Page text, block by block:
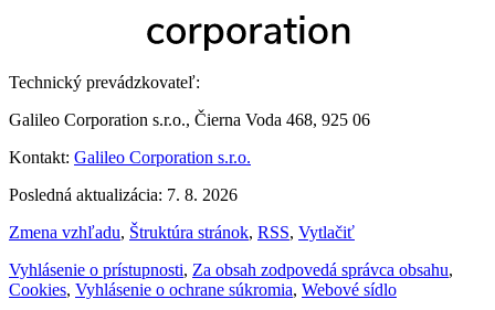
Technický prevádzkovateľ:
Galileo Corporation s.r.o., Čierna Voda 468, 925 06
Kontakt: Galileo Corporation s.r.o.
Posledná aktualizácia: 7. 8. 2026
Zmena vzhľadu, Štruktúra stránok, RSS, Vytlačiť
Vyhlásenie o prístupnosti, Za obsah zodpovedá správca obsahu,
Cookies, Vyhlásenie o ochrane súkromia, Webové sídlo